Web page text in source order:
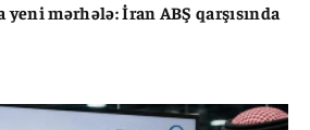
mərhələ: İran ABŞ qarşısında